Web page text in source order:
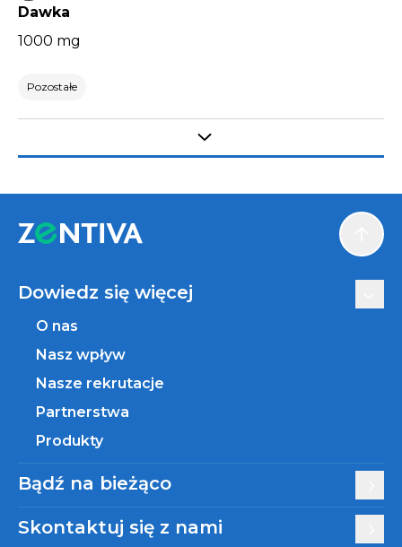
Dawka
1000 mg
Pozostałe
Dowiedz się więcej
O nas
Nasz wpływ
Nasze rekrutacje
Partnerstwa
Produkty
Bądź na bieżąco
Skontaktuj się z nami